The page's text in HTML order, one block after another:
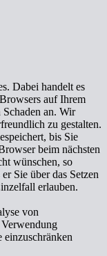
Dabei handelt es
auf Ihrem
an. Wir
zu gestalten.
bis Sie
beim nächsten
wünschen, so
Sie über das Setzen
erlauben.
von
einzuschränken